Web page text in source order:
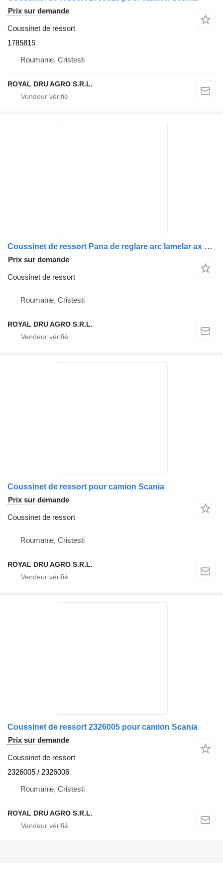
Prix sur demande
Coussinet de ressort
1785815
Roumanie, Cristesti
ROYAL DRU AGRO S.R.L.
Coussinet de ressort Pana de reglare arc lamelar ax secundar stânga pour camion Scania 1385327
Prix sur demande
Coussinet de ressort
Roumanie, Cristesti
ROYAL DRU AGRO S.R.L.
Coussinet de ressort pour camion Scania
Prix sur demande
Coussinet de ressort
Roumanie, Cristesti
ROYAL DRU AGRO S.R.L.
Coussinet de ressort 2326005 pour camion Scania
Prix sur demande
Coussinet de ressort
2326005 / 2326006
Roumanie, Cristesti
ROYAL DRU AGRO S.R.L.